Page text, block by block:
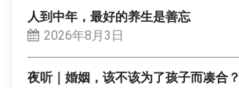
人到中年，最好的养生是善忘
2026年8月3日
夜听｜婚姻，该不该为了孩子而凑合？